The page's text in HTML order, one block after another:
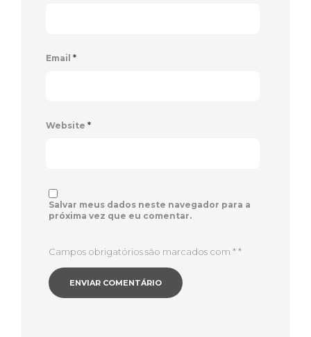
Email *
Website *
Salvar meus dados neste navegador para a
próxima vez que eu comentar.
Campos obrigatórios são marcados com **